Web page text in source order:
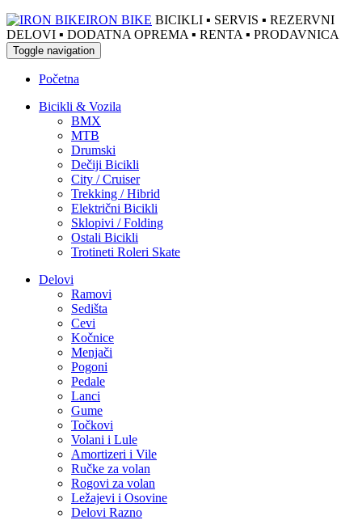
IRON BIKE BICIKLI ▪ SERVIS ▪ REZERVNI
DELOVI ▪ DODATNA OPREMA ▪ RENTA ▪ PRODAVNICA
Toggle navigation
Početna
Bicikli & Vozila
BMX
MTB
Drumski
Dečiji Bicikli
City / Cruiser
Trekking / Hibrid
Električni Bicikli
Sklopivi / Folding
Ostali Bicikli
Trotineti Roleri Skate
Delovi
Ramovi
Sedišta
Cevi
Kočnice
Menjači
Pogoni
Pedale
Lanci
Gume
Točkovi
Volani i Lule
Amortizeri i Vile
Ručke za volan
Rogovi za volan
Ležajevi i Osovine
Delovi Razno